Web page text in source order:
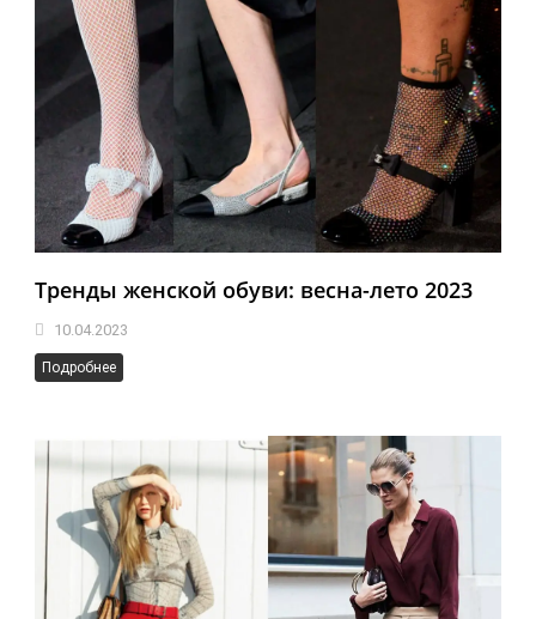
Тренды женской обуви: весна-лето 2023
10.04.2023
Подробнее